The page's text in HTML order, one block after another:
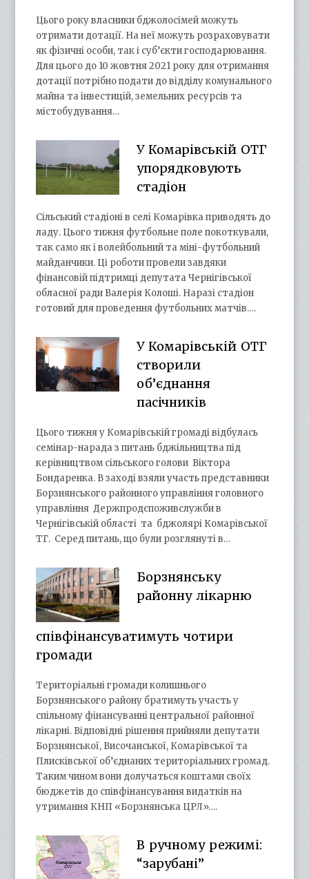
Цього року власники бджолосімей можуть
отримати дотації. На неї можуть розраховувати
як фізичні особи, так і суб’єкти господарювання.
Для цього до 10 жовтня 2021 року для отримання
дотації потрібно подати до відділу комунального
майна та інвестицій, земельних ресурсів та
містобудування…
У Комарівській ОТГ
упорядковують
стадіон
Сільський стадіоні в селі Комарівка приводять до
ладу. Цього тижня футбольне поле покоткували,
так само як і волейбольний та міні-футбольний
майданчики. Ці роботи провели завдяки
фінансовій підтримці депутата Чернігівської
обласної ради Валерія Колоші. Наразі стадіон
готовий для проведення футбольних матчів….
У Комарівській ОТГ
створили
об’єднання
пасічників
Цього тижня у Комарівській громаді відбулась
семінар-нарада з питань бджільництва під
керівництвом сільського голови Віктора
Бондаренка. В заході взяли участь представники
Борзнянського районного управління головного
управління Держпродспоживслужби в
Чернігівській області та бджолярі Комарівської
ТГ. Серед питань, що були розглянуті в…
Борзнянську
районну лікарню
співфінансуватимуть чотири
громади
Територіальні громади колишнього
Борзнянського району братимуть участь у
спільному фінансуванні центральної районної
лікарні. Відповідні рішення прийняли депутати
Борзнянської, Височанської, Комарівської та
Плисківської об’єднаних територіальних громад.
Таким чином вони долучаться коштами своїх
бюджетів до співфінансування видатків на
утримання КНП «Борзнянська ЦРЛ»….
В ручному режимі:
“зарубані”